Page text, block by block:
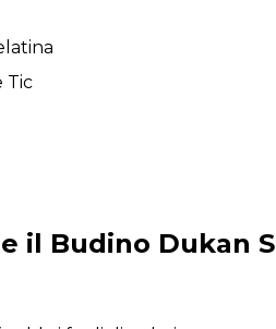
Tic
il Budino Dukan